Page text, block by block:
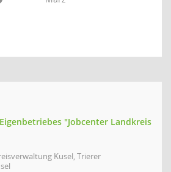
"Jobcenter Landkreis
Kusel, Trierer